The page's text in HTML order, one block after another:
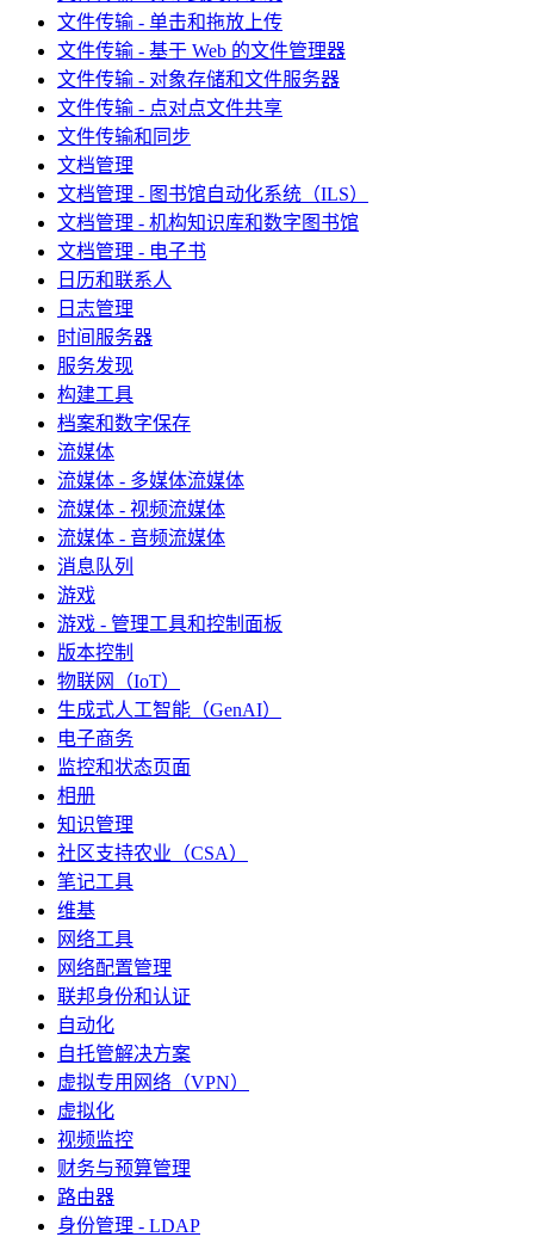
文件传输 - 单击和拖放上传
文件传输 - 基于 Web 的文件管理器
文件传输 - 对象存储和文件服务器
文件传输 - 点对点文件共享
文件传输和同步
文档管理
文档管理 - 图书馆自动化系统（ILS）
文档管理 - 机构知识库和数字图书馆
文档管理 - 电子书
日历和联系人
日志管理
时间服务器
服务发现
构建工具
档案和数字保存
流媒体
流媒体 - 多媒体流媒体
流媒体 - 视频流媒体
流媒体 - 音频流媒体
消息队列
游戏
游戏 - 管理工具和控制面板
版本控制
物联网（IoT）
生成式人工智能（GenAI）
电子商务
监控和状态页面
相册
知识管理
社区支持农业（CSA）
笔记工具
维基
网络工具
网络配置管理
联邦身份和认证
自动化
自托管解决方案
虚拟专用网络（VPN）
虚拟化
视频监控
财务与预算管理
路由器
身份管理 - LDAP